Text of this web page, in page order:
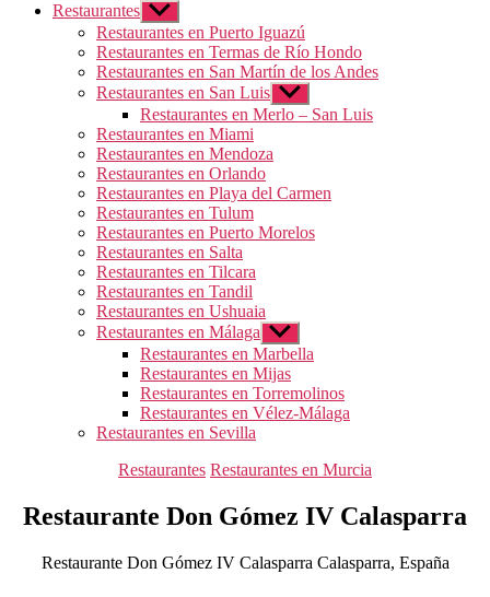
Restaurantes Mostrar
el
submenú
Restaurantes en Puerto Iguazú
Restaurantes en Termas de Río Hondo
Restaurantes en San Martín de los Andes
Restaurantes en San Luis Mostrar
el
submenú
Restaurantes en Merlo – San Luis
Restaurantes en Miami
Restaurantes en Mendoza
Restaurantes en Orlando
Restaurantes en Playa del Carmen
Restaurantes en Tulum
Restaurantes en Puerto Morelos
Restaurantes en Salta
Restaurantes en Tilcara
Restaurantes en Tandil
Restaurantes en Ushuaia
Restaurantes en Málaga Mostrar
el
submenú
Restaurantes en Marbella
Restaurantes en Mijas
Restaurantes en Torremolinos
Restaurantes en Vélez-Málaga
Restaurantes en Sevilla
Categorías
Restaurantes Restaurantes en Murcia
Restaurante Don Gómez IV Calasparra
Restaurante Don Gómez IV Calasparra Calasparra, España